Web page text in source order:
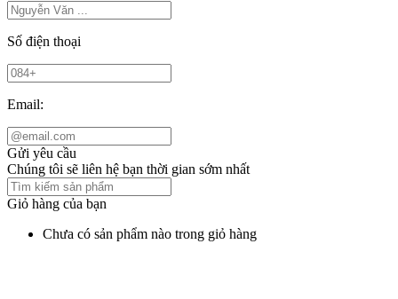
Số điện thoại
Email:
Gửi yêu cầu
Chúng tôi sẽ liên hệ bạn thời gian sớm nhất
Giỏ hàng của bạn
Chưa có sản phẩm nào trong giỏ hàng